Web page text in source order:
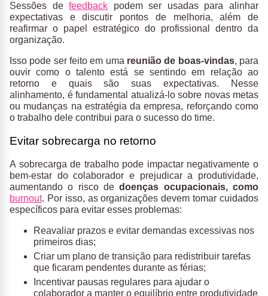
Sessões defeedback podem ser usadas para alinhar
expectativas e discutir pontos de melhoria, além de
reafirmar o papel estratégico do profissional dentro da
organização.
Isso pode ser feito em uma reunião de boas-vindas, para
ouvir como o talento está se sentindo em relação ao
retorno e quais são suas expectativas. Nesse
alinhamento, é fundamental atualizá-lo sobre novas metas
ou mudanças na estratégia da empresa, reforçando como
o trabalho dele contribui para o sucesso do time.
Evitar sobrecarga no retorno
A sobrecarga de trabalho pode impactar negativamente o
bem-estar do colaborador e prejudicar a produtividade,
aumentando o risco dedoenças ocupacionais, como
burnout. Por isso, as organizações devem tomar cuidados
específicos para evitar esses problemas:
Reavaliar prazos e evitar demandas excessivas nos
primeiros dias;
Criar um plano de transição para redistribuir tarefas
que ficaram pendentes durante as férias;
Incentivar pausas regulares para ajudar o
colaborador a manter o equilíbrio entre produtividade